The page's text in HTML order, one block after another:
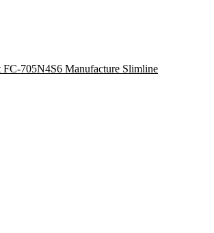
FC-705N4S6 Manufacture Slimline